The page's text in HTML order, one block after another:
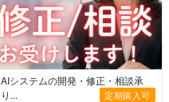
AIシステムの開発・修正・相談承
り...
定期購入可